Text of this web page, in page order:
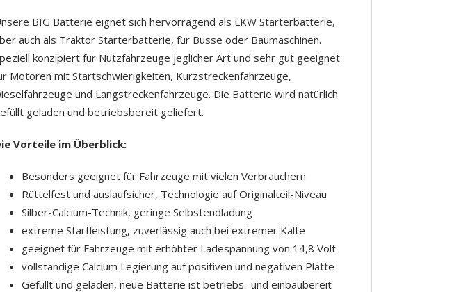
BIG Batterie eignet sich hervorragend als LKW Starterbatterie,
auch als Traktor Starterbatterie, für Busse oder Baumaschinen.
konzipiert für Nutzfahrzeuge jeglicher Art und sehr gut geeignet
Motoren mit Startschwierigkeiten, Kurzstreckenfahrzeuge,
und Langstreckenfahrzeuge. Die Batterie wird natürlich
geladen und betriebsbereit geliefert.
Vorteile im Überblick:
Besonders geeignet für Fahrzeuge mit vielen Verbrauchern
Rüttelfest und auslaufsicher, Technologie auf Originalteil-Niveau
Silber-Calcium-Technik, geringe Selbstendladung
extreme Startleistung, zuverlässig auch bei extremer Kälte
geeignet für Fahrzeuge mit erhöhter Ladespannung von 14,8 Volt
vollständige Calcium Legierung auf positiven und negativen Platte
Gefüllt und geladen, neue Batterie ist betriebs- und einbaubereit